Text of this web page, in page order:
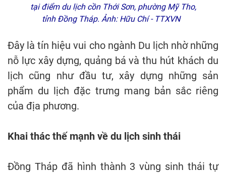
tại điểm du lịch cồn Thới Sơn, phường Mỹ Tho,
tỉnh Đồng Tháp. Ảnh: Hữu Chí - TTXVN
Đây là tín hiệu vui cho ngành Du lịch nhờ những
nỗ lực xây dựng, quảng bá và thu hút khách du
lịch cũng như đầu tư, xây dựng những sản
phẩm du lịch đặc trưng mang bản sắc riêng
của địa phương.
Khai thác thế mạnh về du lịch sinh thái
Đồng Tháp đã hình thành 3 vùng sinh thái tự